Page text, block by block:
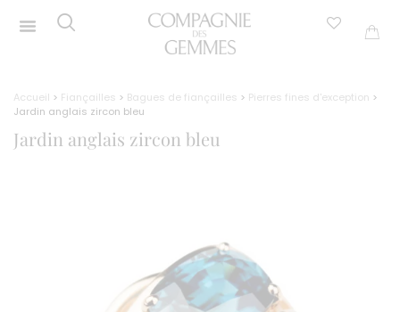
Accueil > Fiançailles > Bagues de fiançailles > Pierres fines d'exception >
Jardin anglais zircon bleu
Jardin anglais zircon bleu